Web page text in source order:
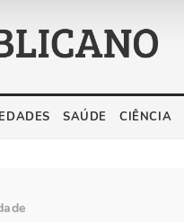
SAÚDE CIÊNCIA